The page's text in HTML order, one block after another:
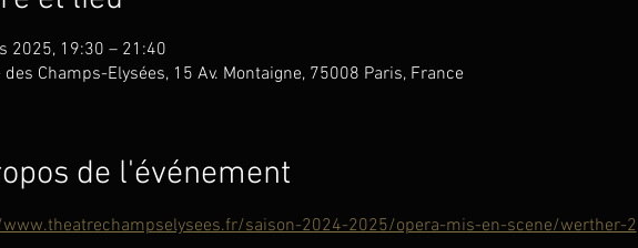
2025, 19:30 – 21:40
des Champs-Elysées, 15 Av. Montaigne, 75008 Paris, France
de l'événement
saison-2024-2025/opera-mis-en-scene/werther-2